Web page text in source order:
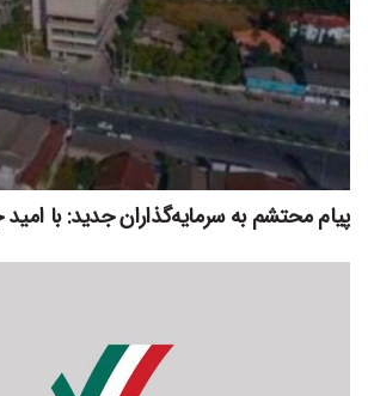
پیام محتشم به سرمایه‌گذاران جدید: با امید